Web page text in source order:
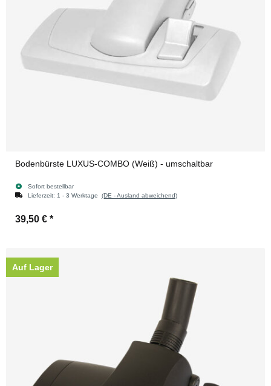
Bodenbürste LUXUS-COMBO (Weiß) - umschaltbar
Sofort bestellbar
Lieferzeit: 1 - 3 Werktage (DE - Ausland abweichend)
39,50 € *
Auf Lager